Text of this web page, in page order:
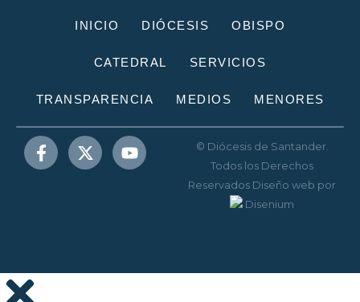
INICIO DIÓCESIS OBISPO
CATEDRAL SERVICIOS
TRANSPARENCIA MEDIOS MENORES
© Diócesis de Santander.
Todos los Derechos
Reservados Diseño web por
Disenium